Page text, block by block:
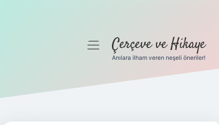
Gizlilik Politikası
Yasal Uyarı
menüyüÇerçeve ve Hikaye
Anılara ilham veren neşeli öneriler!